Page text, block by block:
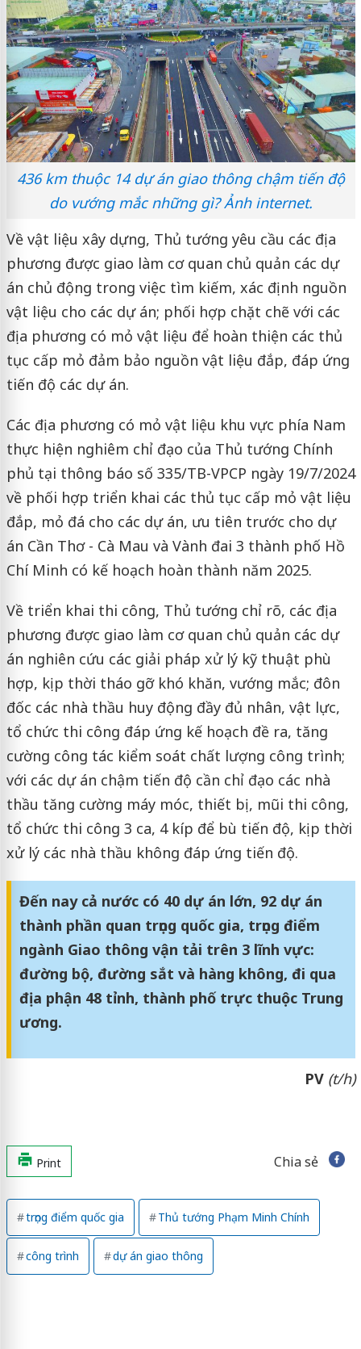
436 km thuộc 14 dự án giao thông chậm tiến độ
do vướng mắc những gì? Ảnh internet.
Về vật liệu xây dựng, Thủ tướng yêu cầu các địa
phương được giao làm cơ quan chủ quản các dự
án chủ động trong việc tìm kiếm, xác định nguồn
vật liệu cho các dự án; phối hợp chặt chẽ với các
địa phương có mỏ vật liệu để hoàn thiện các thủ
tục cấp mỏ đảm bảo nguồn vật liệu đắp, đáp ứng
tiến độ các dự án.
Các địa phương có mỏ vật liệu khu vực phía Nam
thực hiện nghiêm chỉ đạo của Thủ tướng Chính
phủ tại thông báo số 335/TB-VPCP ngày 19/7/2024
về phối hợp triển khai các thủ tục cấp mỏ vật liệu
đắp, mỏ đá cho các dự án, ưu tiên trước cho dự
án Cần Thơ - Cà Mau và Vành đai 3 thành phố Hồ
Chí Minh có kế hoạch hoàn thành năm 2025.
Về triển khai thi công, Thủ tướng chỉ rõ, các địa
phương được giao làm cơ quan chủ quản các dự
án nghiên cứu các giải pháp xử lý kỹ thuật phù
hợp, kịp thời tháo gỡ khó khăn, vướng mắc; đôn
đốc các nhà thầu huy động đầy đủ nhân, vật lực,
tổ chức thi công đáp ứng kế hoạch đề ra, tăng
cường công tác kiểm soát chất lượng công trình;
với các dự án chậm tiến độ cần chỉ đạo các nhà
thầu tăng cường máy móc, thiết bị, mũi thi công,
tổ chức thi công 3 ca, 4 kíp để bù tiến độ, kịp thời
xử lý các nhà thầu không đáp ứng tiến độ.
Đến nay cả nước có 40 dự án lớn, 92 dự án
thành phần quan trọng quốc gia, trọng điểm
ngành Giao thông vận tải trên 3 lĩnh vực:
đường bộ, đường sắt và hàng không, đi qua
địa phận 48 tỉnh, thành phố trực thuộc Trung
ương.
PV (t/h)
Print Chia sẻ
trọng điểm quốc gia Thủ tướng Phạm Minh Chính
công trình dự án giao thông